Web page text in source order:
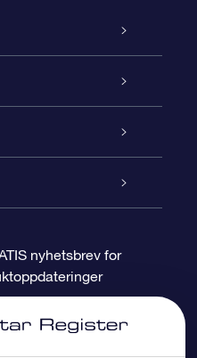
nyhetsbrev for